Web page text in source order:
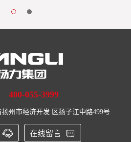
400-055-3999
州市经济开发 区扬子江中路499号
在线留言